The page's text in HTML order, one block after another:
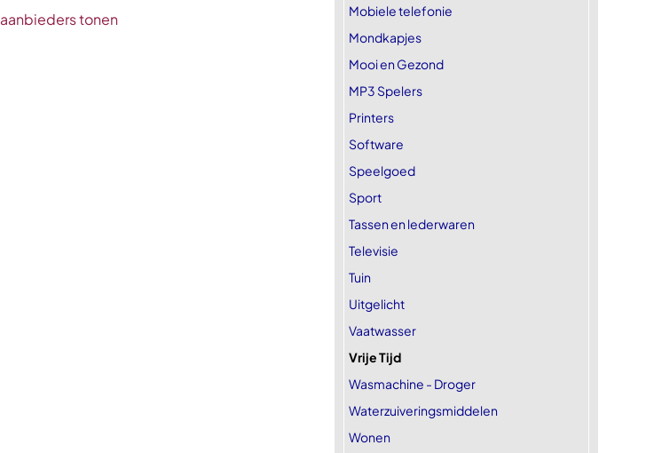
tonen
Mobiele telefonie
Mondkapjes
Mooi en Gezond
MP3 Spelers
Printers
Software
Speelgoed
Sport
Tassen en lederwaren
Televisie
Tuin
Uitgelicht
Vaatwasser
Vrije Tijd
Wasmachine - Droger
Waterzuiveringsmiddelen
Wonen